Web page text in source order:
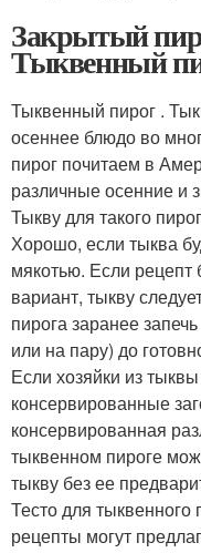
Закрытый
Тыквенный
Тыквенный пирог .
осеннее блюдо во
пирог почитаем в
различные осенние и
Тыкву для такого
Хорошо, если тыква
мякотью. Если рецепт
вариант, тыкву
пирога заранее
или на пару) до
Если хозяйки из
консервированные
консервированная
тыквенном пироге
тыкву без ее
Тесто для
рецепты могут